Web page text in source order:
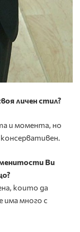
личен стил?
и момента, но
Ви
които да
много с